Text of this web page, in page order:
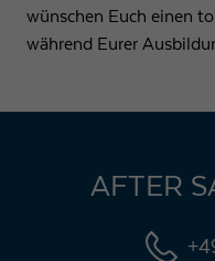
wünschen Euch einen
während Eurer
AFTER